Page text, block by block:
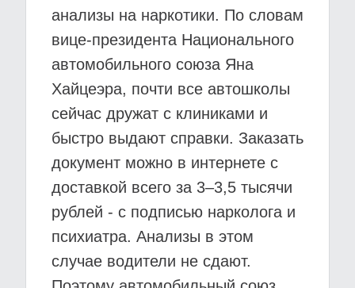
анализы на наркотики. По словам
вице-президента Национального
автомобильного союза Яна
Хайцеэра, почти все автошколы
сейчас дружат с клиниками и
быстро выдают справки. Заказать
документ можно в интернете с
доставкой всего за 3–3,5 тысячи
рублей - с подписью нарколога и
психиатра. Анализы в этом
случае водители не сдают.